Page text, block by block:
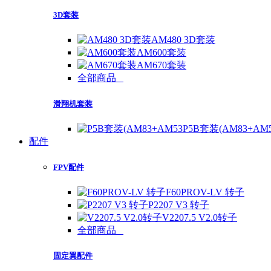
3D套装
AM480 3D套装
AM600套装
AM670套装
全部商品
滑翔机套装
P5B套装
配件
FPV配件
F60PROV-LV 转子
P2207 V3 转子
V2207.5 V2.0转子
全部商品
固定翼配件